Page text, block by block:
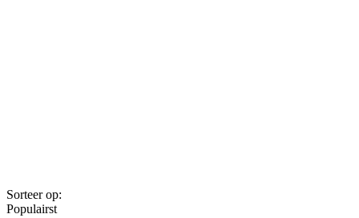
Sorteer op:
Populairst